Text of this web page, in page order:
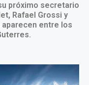
próximo secretario
Rafael Grossi y
entre los